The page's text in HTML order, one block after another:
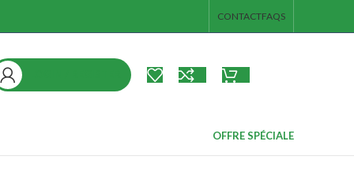
CONTACTFAQS
OFFRE SPÉCIALE
et de